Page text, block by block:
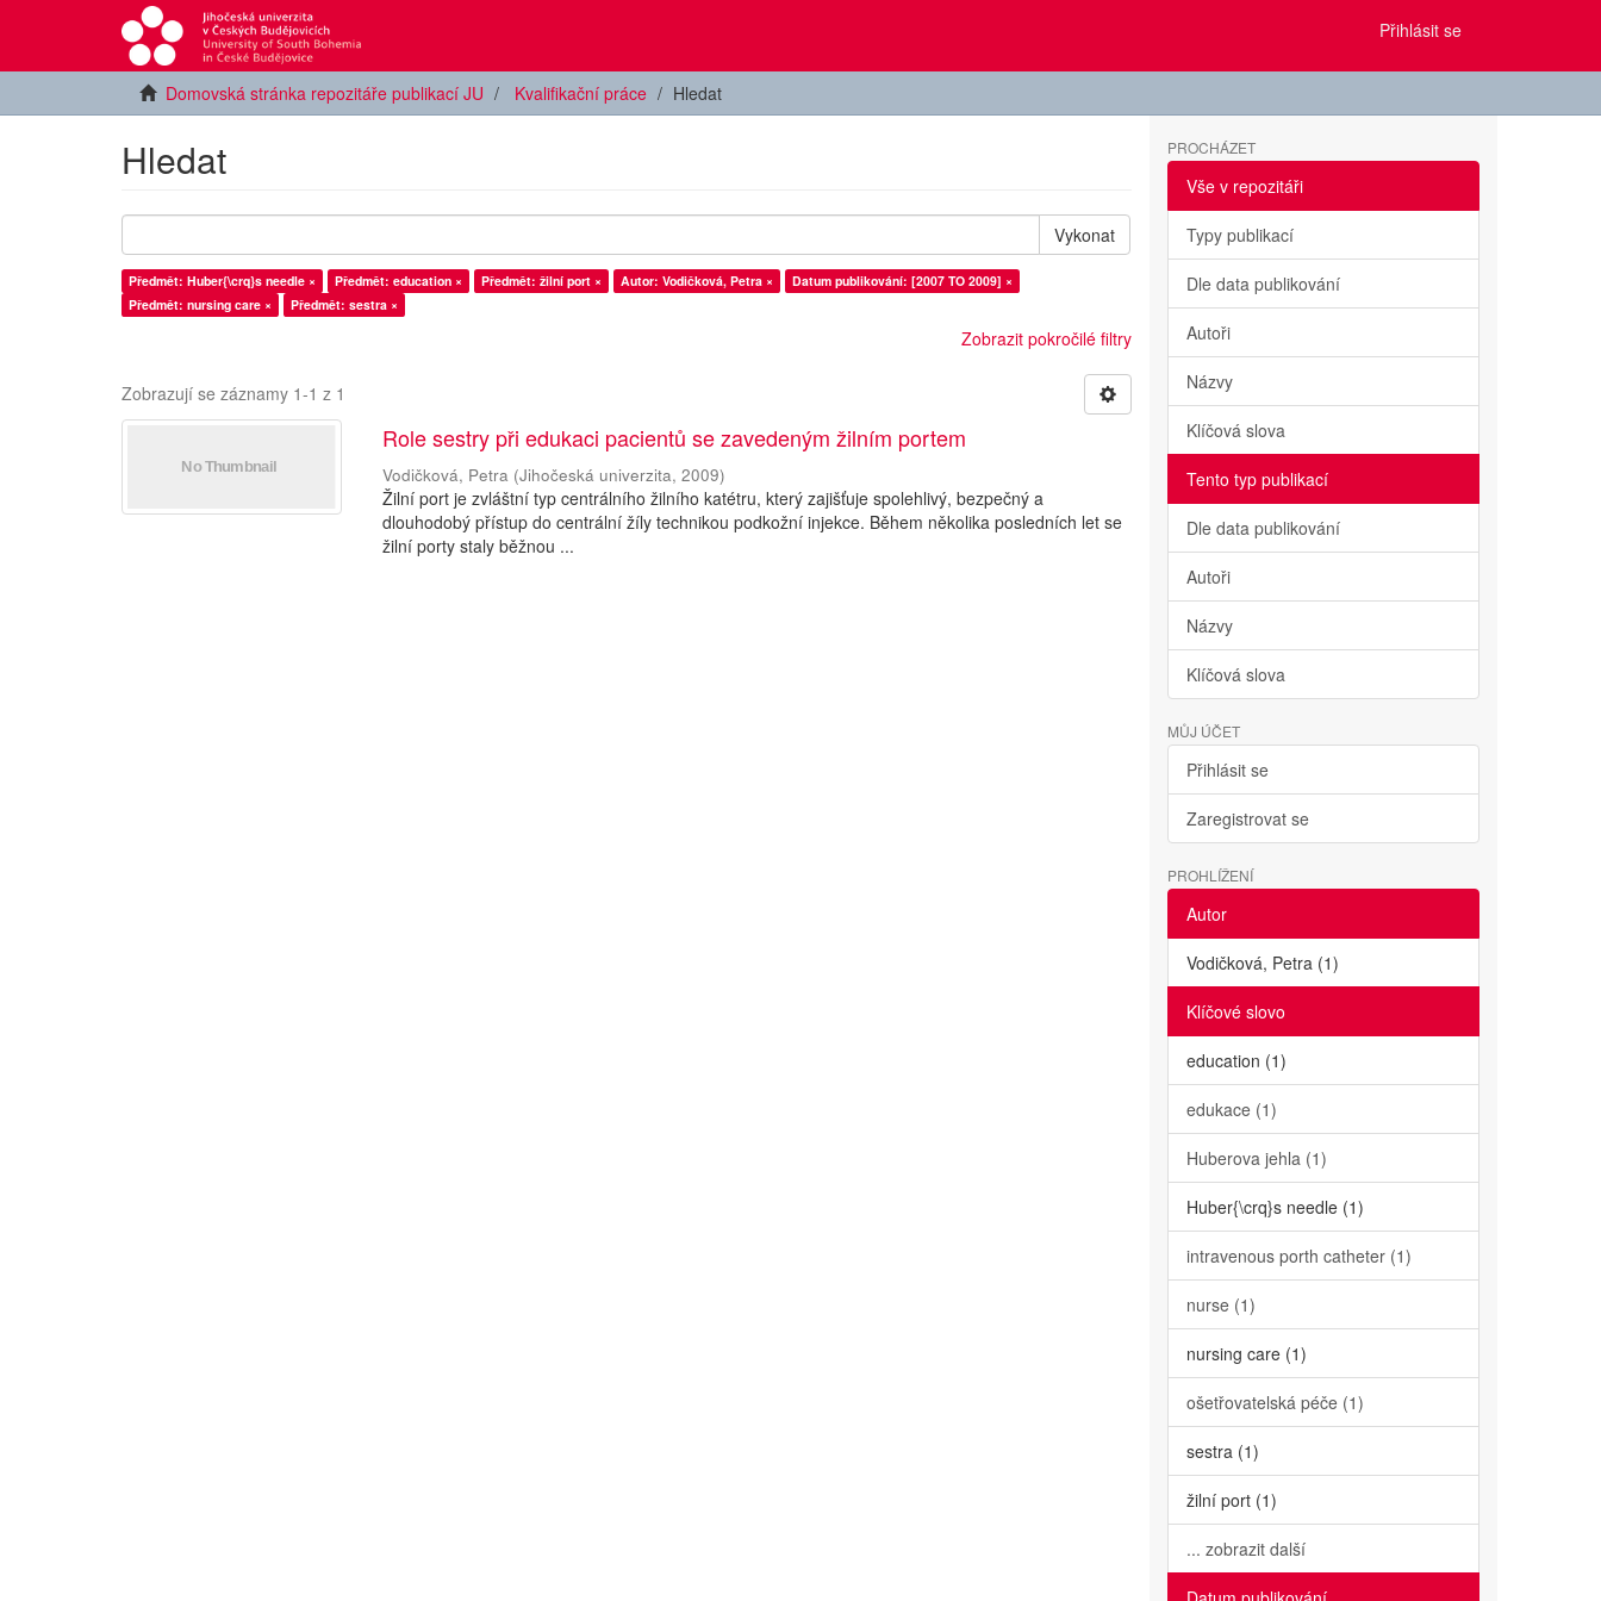
Přihlásit se
Domovská stránka repozitáře publikací JU Kvalifikační práce Hledat
Hledat
Vykonat
Předmět: Huber{\crq}s needle × Předmět: education × Předmět: žilní port × Autor: Vodičková, Petra ×
Datum publikování: [2007 TO 2009] ×
Předmět: nursing care ×
Předmět: sestra ×
Zobrazit pokročilé filtry
Zobrazují se záznamy 1-1 z 1
Role sestry při edukaci pacientů se zavedeným žilním portem
Vodičková, Petra (Jihočeská univerzita,2009)
Žilní port je zvláštní typ centrálního žilního katétru, který zajišťuje spolehlivý, bezpečný a
dlouhodobý přístup do centrální žíly technikou podkožní injekce. Během několika posledních let se
žilní porty staly běžnou ...
PROCHÁZET
Vše v repozitáři
Typy publikací
Dle data publikování
Autoři
Názvy
Klíčová slova
Tento typ publikací
Dle data publikování
Autoři
Názvy
Klíčová slova
MŮJ ÚČET
Přihlásit se
Zaregistrovat se
PROHLÍŽENÍ
Autor
Vodičková, Petra (1)
Klíčové slovo
education (1)
edukace (1)
Huberova jehla (1)
Huber{\crq}s needle (1)
intravenous porth catheter (1)
nurse (1)
nursing care (1)
ošetřovatelská péče (1)
sestra (1)
žilní port (1)
... zobrazit další